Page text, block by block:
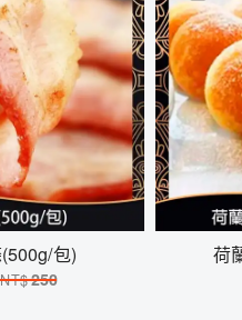
包)
NT$250
荷